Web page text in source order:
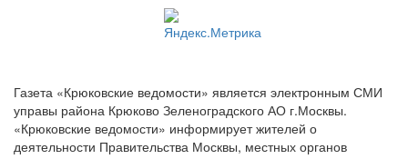
Газета «Крюковские ведомости» является электронным СМИ
управы района Крюково Зеленоградского АО г.Москвы.
«Крюковские ведомости» информирует жителей о
деятельности Правительства Москвы, местных органов